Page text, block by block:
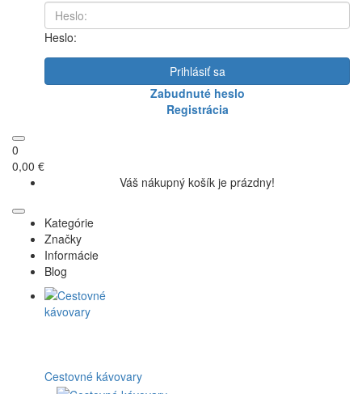
Heslo:
Prihlásiť sa
Zabudnuté heslo
Registrácia
0
0,00 €
Váš nákupný košík je prázdny!
Kategórie
Značky
Informácie
Blog
Cestovné kávovary